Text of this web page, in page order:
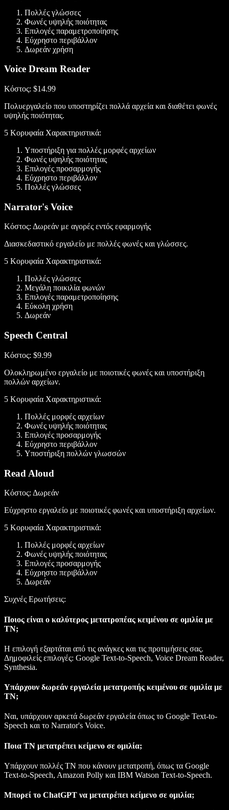
Πολλές γλώσσες
Φωνές υψηλής ποιότητας
Επιλογές παραμετροποίησης
Εύχρηστο περιβάλλον
Δωρεάν χρήση
Voice Dream Reader
Κόστος: $14.99
Πολυεργαλείο που υποστηρίζει πολλά αρχεία και διαθέτει φωνές
υψηλής ποιότητας.
5 Κορυφαία Χαρακτηριστικά:
Υποστήριξη για πολλές μορφές αρχείων
Φωνές υψηλής ποιότητας
Επιλογές προσαρμογής
Εύχρηστο περιβάλλον
Πολλές γλώσσες
Narrator's Voice
Κόστος: Δωρεάν με αγορές εντός εφαρμογής
Διασκεδαστικό εργαλείο με πολλές φωνές και γλώσσες.
5 Κορυφαία Χαρακτηριστικά:
Πολλές γλώσσες
Μεγάλη ποικιλία φωνών
Επιλογές παραμετροποίησης
Εύκολη χρήση
Δωρεάν
Speech Central
Κόστος: $9.99
Ολοκληρωμένο εργαλείο με ποιοτικές φωνές και υποστήριξη
πολλών αρχείων.
5 Κορυφαία Χαρακτηριστικά:
Πολλές μορφές αρχείων
Φωνές υψηλής ποιότητας
Επιλογές προσαρμογής
Εύχρηστο περιβάλλον
Υποστήριξη πολλών γλωσσών
Read Aloud
Κόστος: Δωρεάν
Εύχρηστο εργαλείο με ποιοτικές φωνές και υποστήριξη αρχείων.
5 Κορυφαία Χαρακτηριστικά:
Πολλές μορφές αρχείων
Φωνές υψηλής ποιότητας
Επιλογές προσαρμογής
Εύχρηστο περιβάλλον
Δωρεάν
Συχνές Ερωτήσεις:
Ποιος είναι ο καλύτερος μετατροπέας κειμένου σε ομιλία με
ΤΝ;
Η επιλογή εξαρτάται από τις ανάγκες και τις προτιμήσεις σας.
Δημοφιλείς επιλογές: Google Text-to-Speech, Voice Dream Reader,
Synthesia.
Υπάρχουν δωρεάν εργαλεία μετατροπής κειμένου σε ομιλία με
ΤΝ;
Ναι, υπάρχουν αρκετά δωρεάν εργαλεία όπως το Google Text-to-
Speech και το Narrator's Voice.
Ποια ΤΝ μετατρέπει κείμενο σε ομιλία;
Υπάρχουν πολλές ΤΝ που κάνουν μετατροπή, όπως τα Google
Text-to-Speech, Amazon Polly και IBM Watson Text-to-Speech.
Μπορεί το ChatGPT να μετατρέπει κείμενο σε ομιλία;